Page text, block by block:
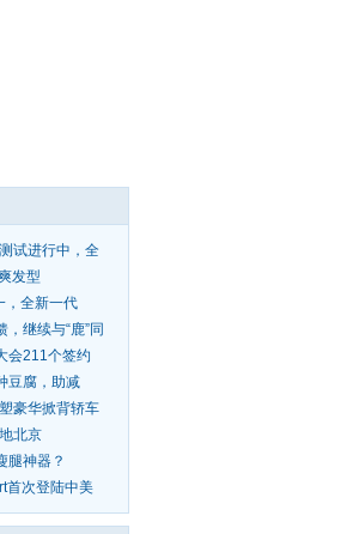
试进行中，全
发型
，全新一代
，继续与“鹿”同
会211个签约
豆腐，助减
豪华掀背轿车
北京
腿神器？
首次登陆中美